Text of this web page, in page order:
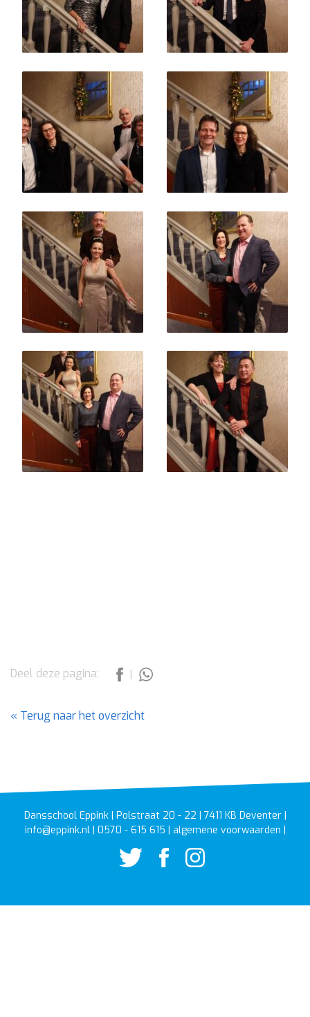
Deel deze pagina: |
Terug naar het overzicht
Dansschool Eppink| Polstraat 20 - 22 | 7411 KB Deventer|
info@eppink.nl| 0570 - 615 615 | algemene voorwaarden |